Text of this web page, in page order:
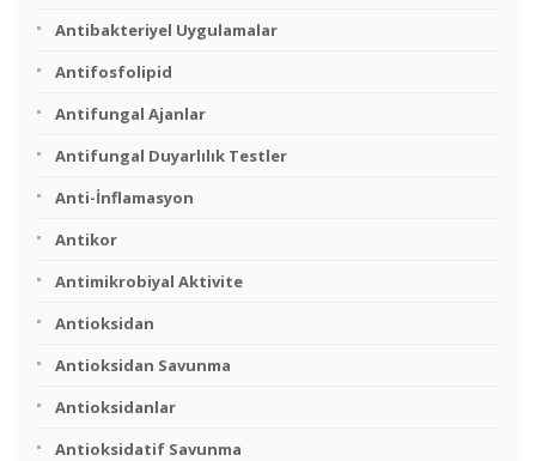
Antibakteriyel Uygulamalar
Antifosfolipid
Antifungal Ajanlar
Antifungal Duyarlılık Testler
Anti-İnflamasyon
Antikor
Antimikrobiyal Aktivite
Antioksidan
Antioksidan Savunma
Antioksidanlar
Antioksidatif Savunma